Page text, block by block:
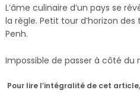
L’âme culinaire d’un pays se
la règle. Petit tour d’horizon
Penh.
Impossible de passer à côté
Pour lire l’intégralité de cet